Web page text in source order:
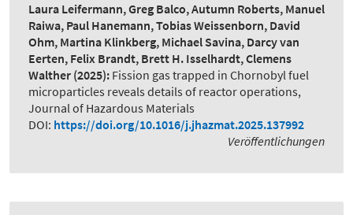
Laura Leifermann, Greg Balco, Autumn Roberts, Manuel
Raiwa, Paul Hanemann, Tobias Weissenborn, David
Ohm, Martina Klinkberg, Michael Savina, Darcy van
Eerten, Felix Brandt, Brett H. Isselhardt, Clemens
Walther (2025): Fission gas trapped in Chornobyl fuel
microparticles reveals details of reactor operations,
Journal of Hazardous Materials
DOI: https://doi.org/10.1016/j.jhazmat.2025.137992
Veröffentlichungen